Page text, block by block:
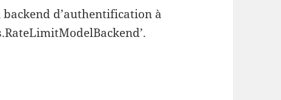
d’authentification à